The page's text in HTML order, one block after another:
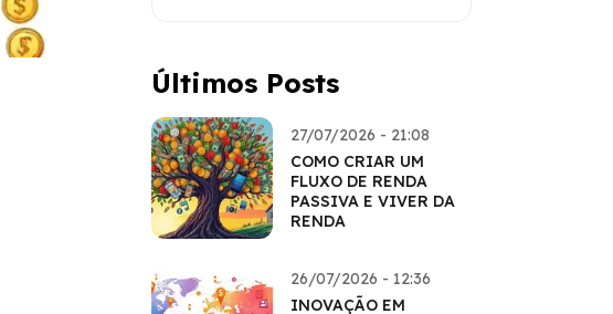
Últimos Posts
27/07/2026 - 21:08
COMO CRIAR UM
FLUXO DE RENDA
PASSIVA E VIVER DA
RENDA
26/07/2026 - 12:36
INOVAÇÃO EM